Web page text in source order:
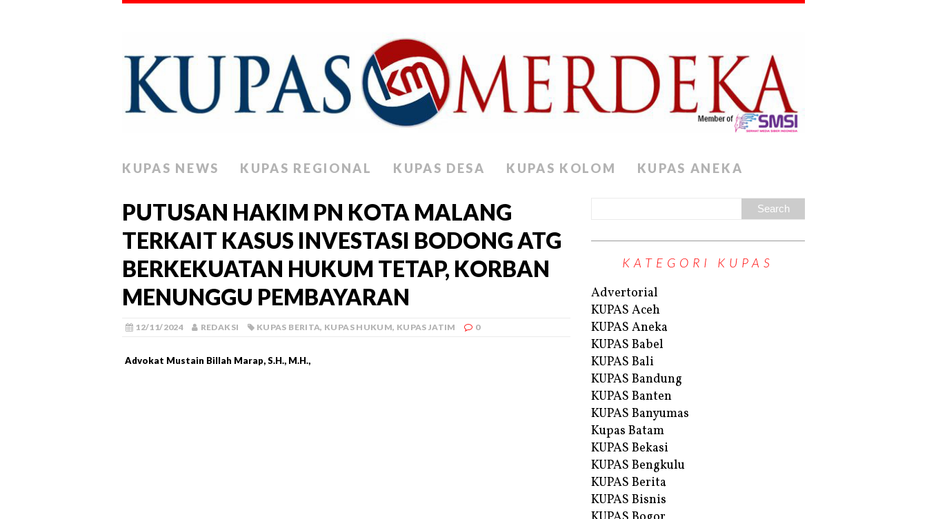
KUPAS NEWS KUPAS REGIONAL KUPAS DESA KUPAS KOLOM KUPAS ANEKA
PUTUSAN HAKIM PN KOTA MALANG
TERKAIT KASUS INVESTASI BODONG ATG
BERKEKUATAN HUKUM TETAP, KORBAN
MENUNGGU PEMBAYARAN
12/11/2024 REDAKSI KUPAS BERITA, KUPAS HUKUM, KUPAS JATIM 0
Advokat Mustain Billah Marap, S.H., M.H.,
KATEGORI KUPAS
Advertorial
KUPAS Aceh
KUPAS Aneka
KUPAS Babel
KUPAS Bali
KUPAS Bandung
KUPAS Banten
KUPAS Banyumas
Kupas Batam
KUPAS Bekasi
KUPAS Bengkulu
KUPAS Berita
KUPAS Bisnis